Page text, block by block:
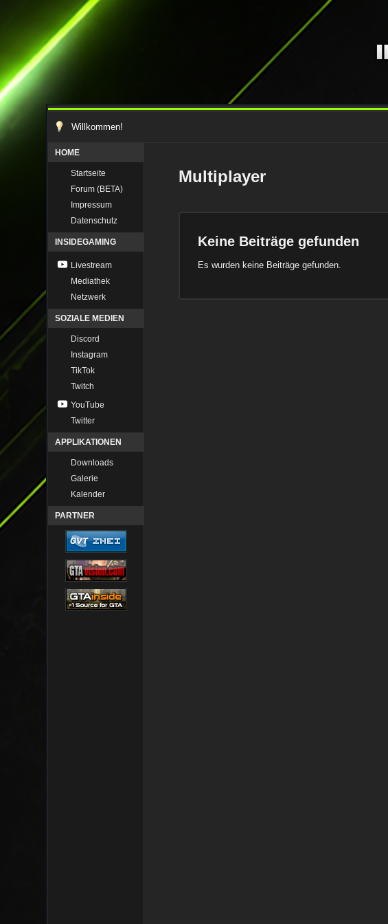
Willkommen!
HOME
Startseite
Forum (BETA)
Impressum
Datenschutz
INSIDEGAMING
Livestream
Mediathek
Netzwerk
SOZIALE MEDIEN
Discord
Instagram
TikTok
Twitch
YouTube
Twitter
APPLIKATIONEN
Downloads
Galerie
Kalender
PARTNER
Multiplayer
Keine Beiträge gefunden
Es wurden keine Beiträge gefunden.